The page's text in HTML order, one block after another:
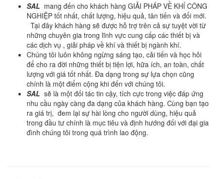
SAL mang đến cho khách hàng GIẢI PHÁP VỀ KHÍ CÔNG
NGHIỆP tốt nhất, chất lượng, hiệu quả, tân tiến và đổi mới.
Tại đây khách hàng sẽ được hỗ trợ trên cả sự tuyệt vời từ
những chuyên gia trong lĩnh vực cung cấp các thiết bị và
các dịch vụ , giải pháp về khí và thiết bị ngành khí.
Chúng tôi luôn không ngừng sáng tạo, cải tiến và học hỏi
để cho ra đời những thiết bị tiện lợi, hữa ích, an toàn, chất
lượng với giá tốt nhất. Đa dạng trong sự lựa chọn cũng
chính là một điểm cộng khi đến với chúng tôi.
SAL sẽ là một đối tác tin cậy, tích cực trong việc đáp ứng
nhu cầu ngày càng đa dạng của khách hàng. Cùng bạn tạo
ra giá trị, đem lại sự hài lòng cho người dùng, hiệu quả
trong đầu tư chính là mục tiêu và định hướng đối với đại gia
đình chúng tôi trong quá trình lao động.